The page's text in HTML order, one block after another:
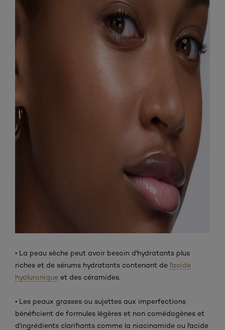
• La peau sèche peut avoir besoin d'hydratants plus
riches et de sérums hydratants contenant de l'acide
hyaluronique et des céramides.
• Les peaux grasses ou sujettes aux imperfections
bénéficient de formules légères et non comédogènes et
d'ingrédients clarifiants comme la niacinamide ou l'acide